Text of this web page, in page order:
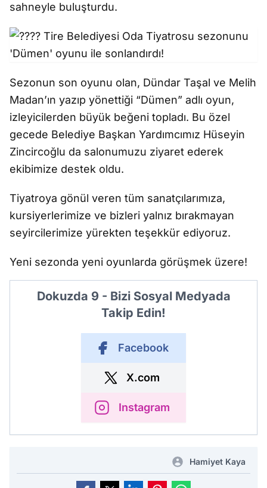
sahneyle buluşturdu.
Sezonun son oyunu olan, Dündar Taşal ve Melih
Madan’ın yazıp yönettiği “Dümen” adlı oyun,
izleyicilerden büyük beğeni topladı. Bu özel
gecede Belediye Başkan Yardımcımız Hüseyin
Zincircoğlu da salonumuzu ziyaret ederek
ekibimize destek oldu.
Tiyatroya gönül veren tüm sanatçılarımıza,
kursiyerlerimize ve bizleri yalnız bırakmayan
seyircilerimize yürekten teşekkür ediyoruz.
Yeni sezonda yeni oyunlarda görüşmek üzere!
Dokuzda 9 - Bizi Sosyal Medyada
Takip Edin!
Facebook
X.com
Instagram
Hamiyet Kaya